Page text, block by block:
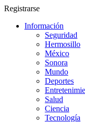
Registrarse
Información
Seguridad
Hermosillo
México
Sonora
Mundo
Deportes
Salud
Ciencia
Tecnología